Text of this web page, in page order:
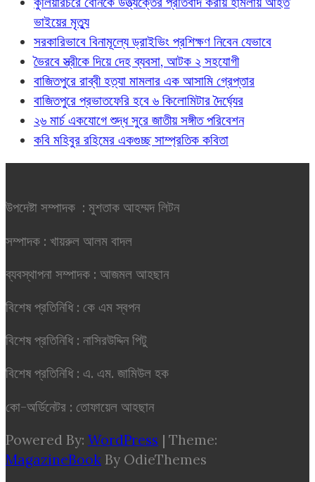
ভাইয়ের মৃত্যু
সরকারিভাবে বিনামূল্যে ড্রাইভিং প্রশিক্ষণ নিবেন যেভাবে
ভৈরবে স্ত্রীকে দিয়ে দেহ ব্যবসা, আটক ২ সহযোগী
বাজিতপুরে রাব্বী হত্যা মামলার এক আসামি গ্রেপ্তার
বাজিতপুরে প্রভাতফেরি হবে ৬ কিলোমিটার দৈর্ঘ্যের
২৬ মার্চ একযোগে শুদ্ধ সুরে জাতীয় সঙ্গীত পরিবেশন
কবি মহিবুর রহিমের একগুচ্ছ সাম্প্রতিক কবিতা
উপদেষ্টা সম্পাদক : মুশতাক আহম্মদ লিটন
সম্পাদক : খায়রুল আলম বাদল
ব্যবস্থাপনা সম্পাদক : আজমল আহছান
বিশেষ প্রতিনিধি : কে এম স্বপন
বিশেষ প্রতিনিধি : নাসিরউদ্দিন পিটু
বিশেষ প্রতিনিধি : এ. এম. জামিউল হক
কো-অর্ডিনেটর : তোফায়েল আহছান
Powered By: WordPress | Theme:
MagazineBook By OdieThemes